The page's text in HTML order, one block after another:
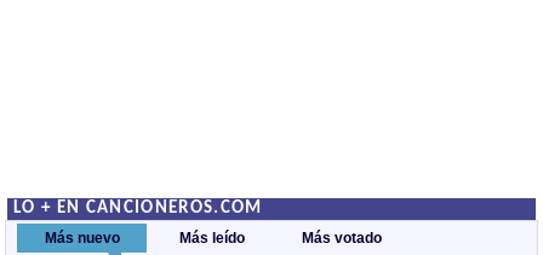
LO + EN CANCIONEROS.COM
Más nuevo Más leído Más votado